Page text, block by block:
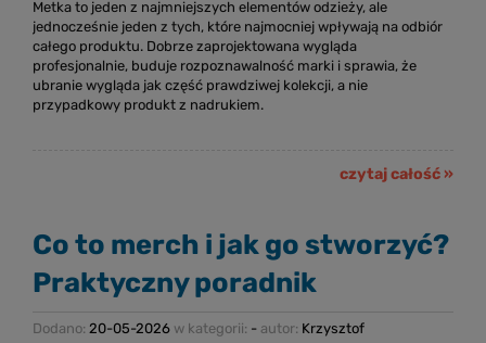
Metka to jeden z najmniejszych elementów odzieży, ale
jednocześnie jeden z tych, które najmocniej wpływają na odbiór
całego produktu. Dobrze zaprojektowana wygląda
profesjonalnie, buduje rozpoznawalność marki i sprawia, że
ubranie wygląda jak część prawdziwej kolekcji, a nie
przypadkowy produkt z nadrukiem.
czytaj całość »
Co to merch i jak go stworzyć?
Praktyczny poradnik
Dodano: 20-05-2026 w kategorii: - autor: Krzysztof